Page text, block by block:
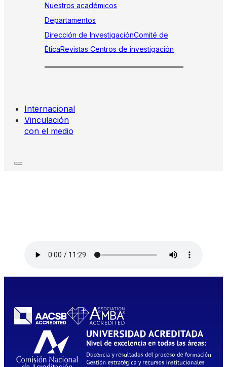
Nuestros académicos
Departamentos
Dirección de InvestigaciónComité de
ÉticaRevistas Centros de investigación
Internacional
Vinculación
con el medio